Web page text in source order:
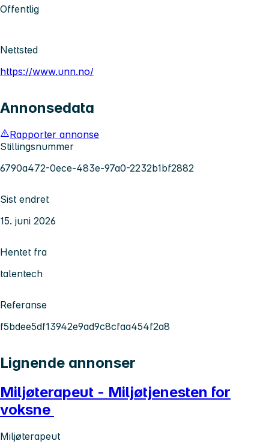
Offentlig
Nettsted
https://www.unn.no/
Annonsedata
Rapporter annonse
Stillingsnummer
6790a472-0ece-483e-97a0-2232b1bf2882
Sist endret
15. juni 2026
Hentet fra
talentech
Referanse
f5bdee5df13942e9ad9c8cfaa454f2a8
Lignende annonser
Miljøterapeut - Miljøtjenesten for
voksne
Miljøterapeut